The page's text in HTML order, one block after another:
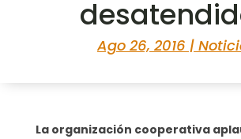
Ago 26, 2016 |
La organización cooperativa